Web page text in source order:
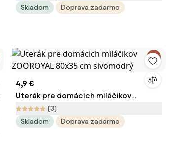
Skladom
Doprava zadarmo
4,9 €
Uterák pre domácich miláčikov
ZOOROYAL 80x35 cm sivomodrý
(3)
Skladom
Doprava zadarmo